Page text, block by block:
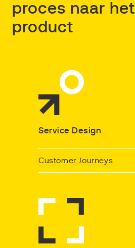
proces naar het
product
Service Design
Customer Journeys